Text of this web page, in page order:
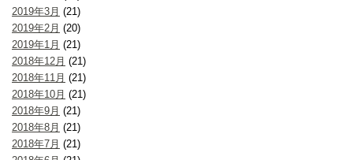
2019年3月 (21)
2019年2月 (20)
2019年1月 (21)
2018年12月 (21)
2018年11月 (21)
2018年10月 (21)
2018年9月 (21)
2018年8月 (21)
2018年7月 (21)